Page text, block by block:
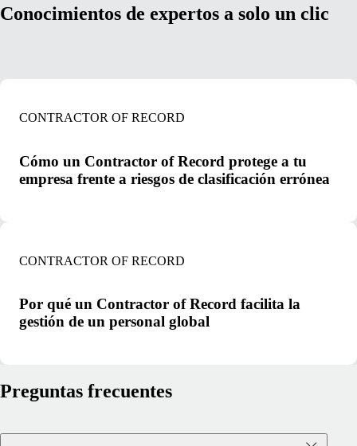
Conocimientos de expertos a solo un clic
CONTRACTOR OF RECORD
Cómo un Contractor of Record protege a tu
empresa frente a riesgos de clasificación errónea
CONTRACTOR OF RECORD
Por qué un Contractor of Record facilita la
gestión de un personal global
Preguntas frecuentes